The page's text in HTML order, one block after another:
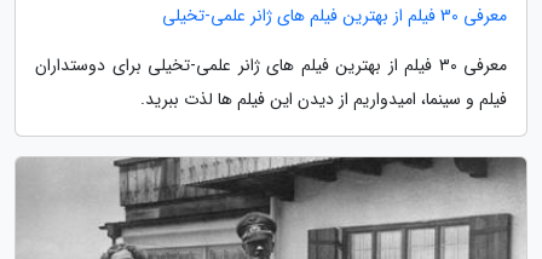
معرفی 30 فیلم از بهترین فیلم های ژانر علمی-تخیلی
معرفی 30 فیلم از بهترین فیلم های ژانر علمی-تخیلی برای دوستداران
فیلم و سینما، امیدواریم از دیدن این فیلم ها لذت ببرید.